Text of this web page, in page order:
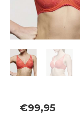
€99,95